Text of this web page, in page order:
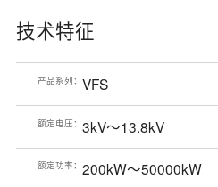
技术特征
产品系列： VFS
额定电压： 3kV～13.8kV
额定功率： 200kW～50000kW